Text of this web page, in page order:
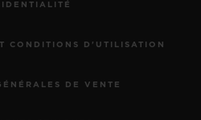
CONDITIONS D'UTILISATION
DE VENTE